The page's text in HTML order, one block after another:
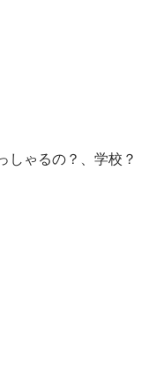
しゃるの？、学校？